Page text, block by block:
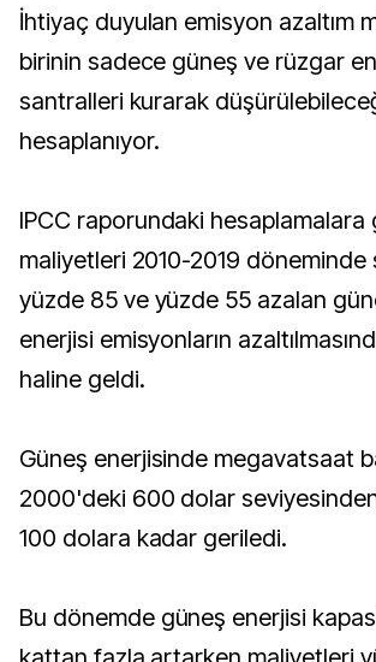
İhtiyaç duyulan emisyon azaltım
birinin sadece güneş ve rüzgar
santralleri kurarak
hesaplanıyor.
IPCC raporundaki hesaplamalara
maliyetleri 2010-2019 döneminde
yüzde 85 ve yüzde 55 azalan
enerjisi emisyonların
haline geldi.
Güneş enerjisinde megavatsaat
2000'deki 600 dolar
100 dolara kadar geriledi.
Bu dönemde güneş enerjisi